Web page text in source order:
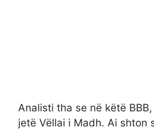
Analisti tha se në këtë
jetë Vëllai i Madh. Ai shton